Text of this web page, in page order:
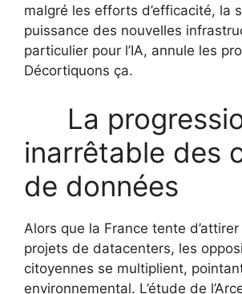
malgré les efforts d’efficacité, la
puissance des nouvelles
particulier pour l’IA, annule les
Décortiquons ça.
La
inarrêtable des
de données
Alors que la France tente
projets de datacenters, les
citoyennes se multiplient,
environnemental. L’étude de